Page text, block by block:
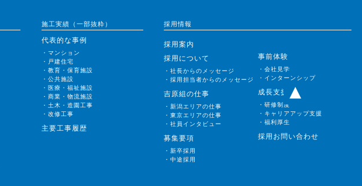
施工実績（一部抜粋）
代表的な事例
・マンション
・戸建住宅
・教育・保育施設
・公共施設
・医療・福祉施設
・商業・物流施設
・土木・造園工事
・改修工事
主要工事履歴
採用情報
採用案内
採用について
・社長からのメッセージ
・採用担当者からのメッセージ
吉原組の仕事
・新潟エリアの仕事
・東京エリアの仕事
・社員インタビュー
募集要項
・新卒採用
・中途採用
事前体験
・会社見学
・インターンシップ
成長支援
・研修制度
・キャリアアップ支援
・福利厚生
採用お問い合わせ